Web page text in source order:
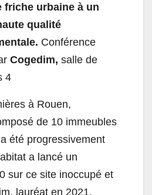
friche urbaine à un
qualité
Conférence
Cogedim, salle de
4
à Rouen,
de 10 immeubles
été progressivement
a lancé un
sur ce site inoccupé et
lauréat en 2021,